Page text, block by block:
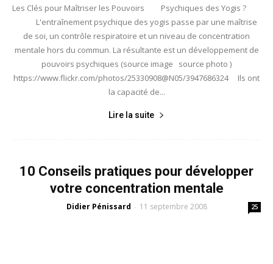
Les Clés pour Maîtriser les Pouvoirs Psychiques des Yogis ?
L'entraînement psychique des yogis passe par une maîtrise
de soi, un contrôle respiratoire et un niveau de concentration
mentale hors du commun. La résultante est un développement de
pouvoirs psychiques (source image source photo )
https://www.flickr.com/photos/25330908@N05/3947686324 Ils ont
la capacité de...
Lire la suite
10 Conseils pratiques pour développer
votre concentration mentale
Didier Pénissard - 11 septembre 2008 25